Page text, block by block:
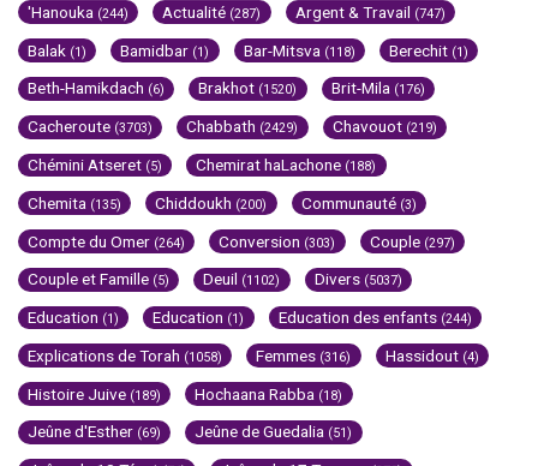
'Hanouka (244) Actualité (287) Argent & Travail (747)
Balak (1) Bamidbar (1) Bar-Mitsva (118) Berechit (1)
Beth-Hamikdach (6) Brakhot (1520) Brit-Mila (176)
Cacheroute (3703) Chabbath (2429) Chavouot (219)
Chémini Atseret (5) Chemirat haLachone (188)
Chemita (135) Chiddoukh (200) Communauté (3)
Compte du Omer (264) Conversion (303) Couple (297)
Couple et Famille (5) Deuil (1102) Divers (5037)
Education (1) Education (1) Education des enfants (244)
Explications de Torah (1058) Femmes (316) Hassidout (4)
Histoire Juive (189) Hochaana Rabba (18)
Jeûne d'Esther (69) Jeûne de Guedalia (51)